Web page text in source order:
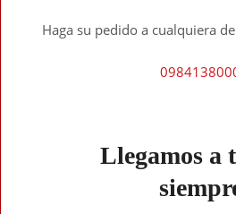
Haga su pedido a cualquiera
Llegamos a